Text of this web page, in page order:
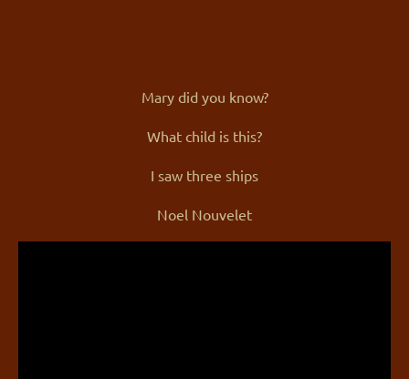
Mary did you know?
What child is this?
I saw three ships
Noel Nouvelet